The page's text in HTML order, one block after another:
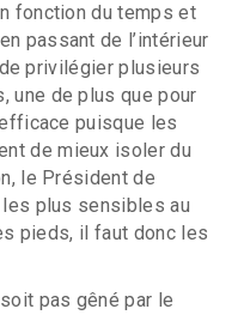
fonction du temps et
passant de l’intérieur
privilégier plusieurs
une de plus que pour
puisque les
de mieux isoler du
le Président de
les plus sensibles au
pieds, il faut donc les
pas gêné par le